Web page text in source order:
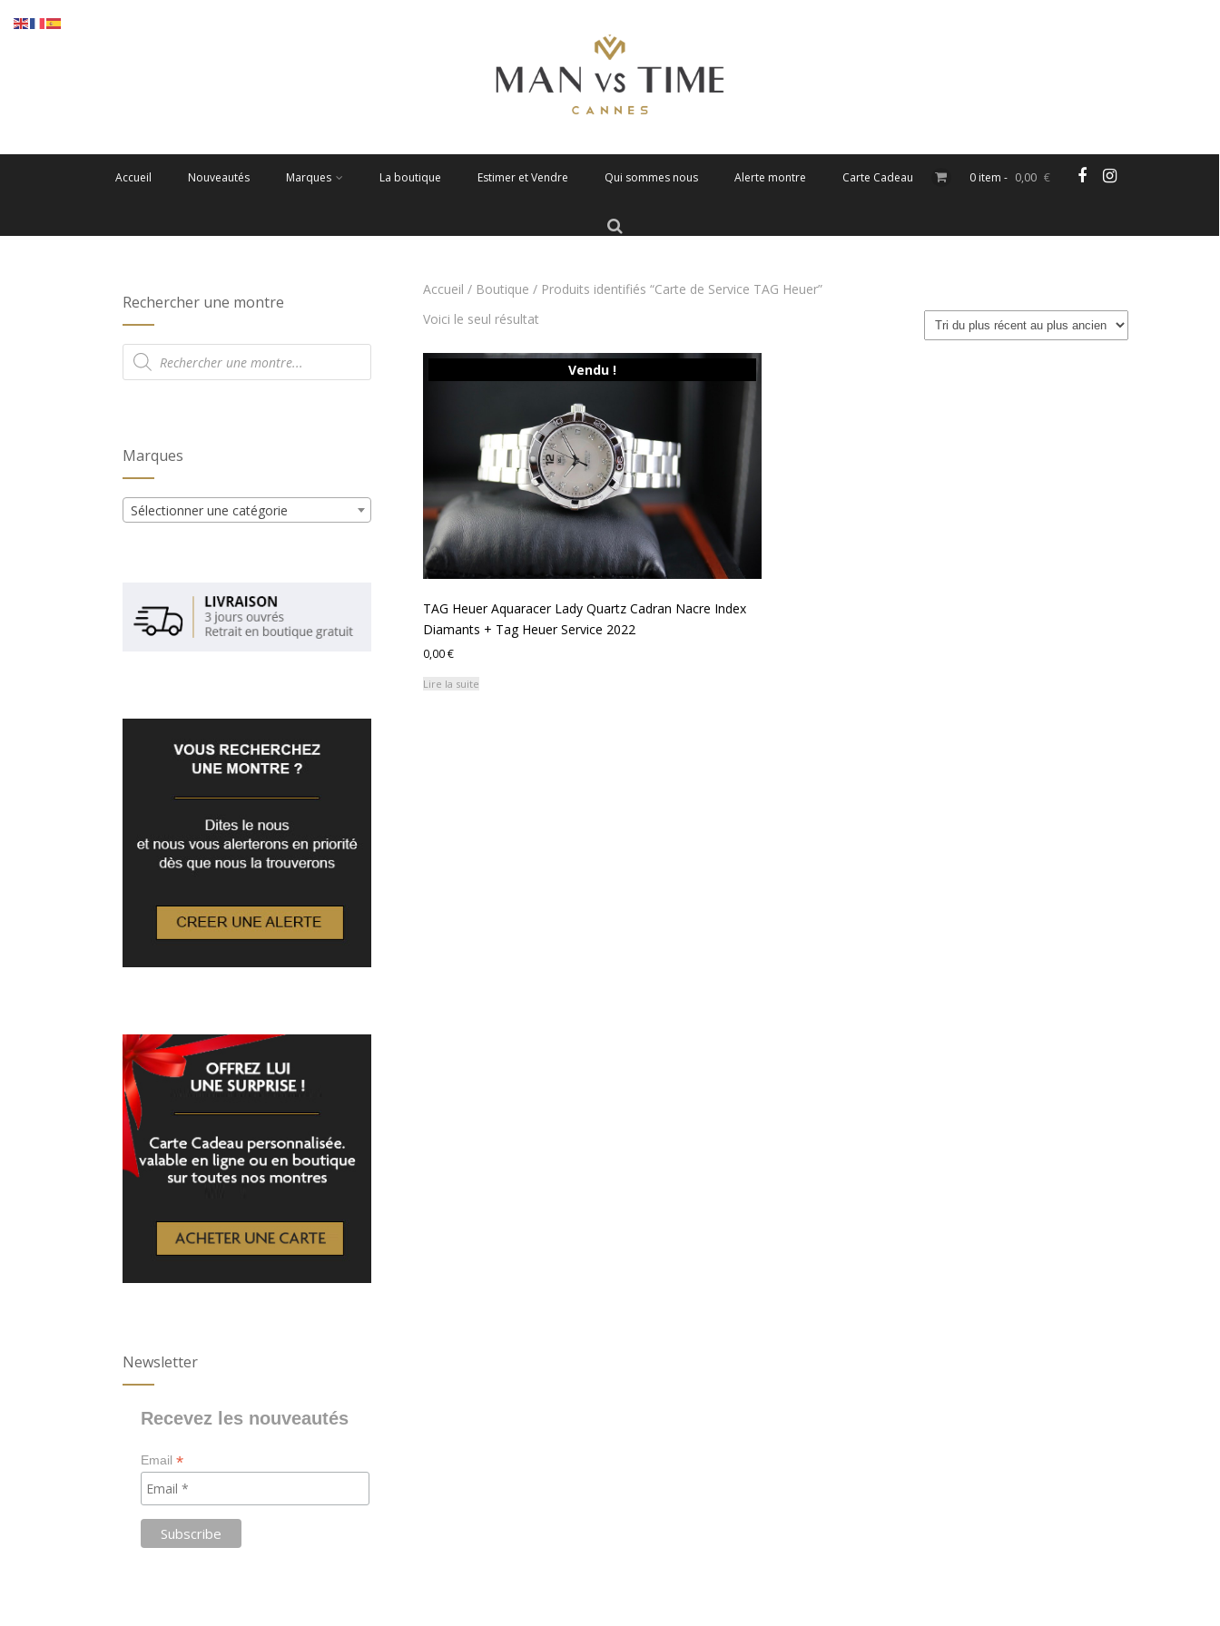
Accueil Nouveautés Marques La boutique Estimer et Vendre Qui sommes nous Alerte montre Carte Cadeau 0 item - 0,00 €
Accueil / Boutique / Produits identifiés “Carte de Service TAG Heuer”
Voici le seul résultat
Vendu !
TAG Heuer Aquaracer Lady Quartz Cadran Nacre Index
Diamants + Tag Heuer Service 2022
0,00€
Lire la suite
Rechercher une montre
Recherche
de
produits
Marques
Sélectionner une catégorie
Newsletter
Recevez les nouveautés
Email*